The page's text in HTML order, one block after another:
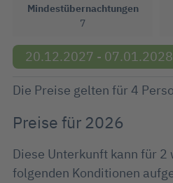
Mindestübernachtungen
7
20.12.2027 - 07.01.2028
Die Preise gelten für 4
Preise für 2026
Diese Unterkunft kann für 2
folgenden Konditionen